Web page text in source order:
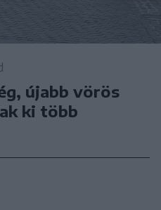
újabb vörös
ki több